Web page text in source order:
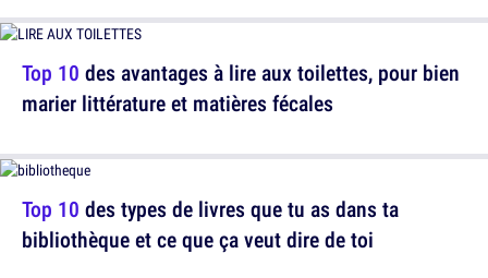
Top 10 des avantages à lire aux toilettes, pour bien
marier littérature et matières fécales
Top 10 des types de livres que tu as dans ta
bibliothèque et ce que ça veut dire de toi